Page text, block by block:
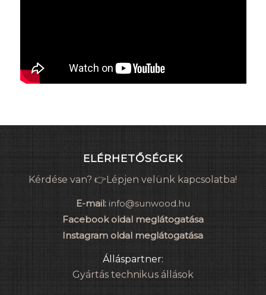
ELÉRHETŐSÉGEK
Kérdése van? 👉Lépjen velünk kapcsolatba!
E-mail: info@sunwood.hu
Facebook oldal meglátogatása
Instagram oldal meglátogatása
Álláspartner:
Gyártás technikus állások